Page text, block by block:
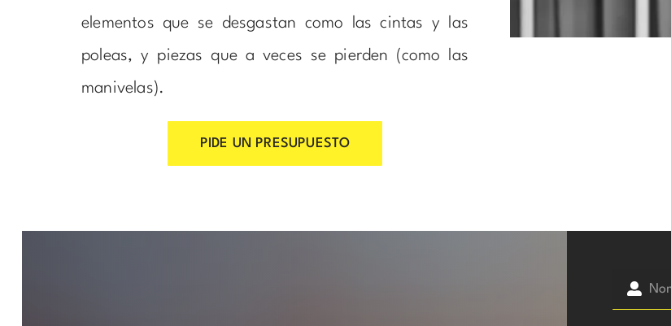
elementos que se desgastan como las cintas y las
poleas, y piezas que a veces se pierden (como las
manivelas).
PIDE UN PRESUPUESTO